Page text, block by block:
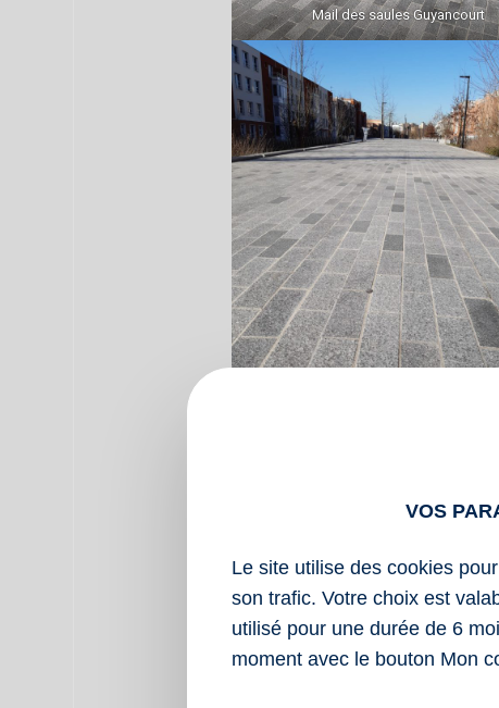
Mail des saules Guyancourt
VOS
Le site utilise des cookies
son trafic. Votre choix est
utilisé pour une durée de 6
moment avec le bouton Mon